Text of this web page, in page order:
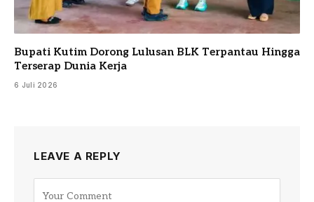
Bupati Kutim Dorong Lulusan BLK Terpantau Hingga
Terserap Dunia Kerja
6 Juli 2026
LEAVE A REPLY